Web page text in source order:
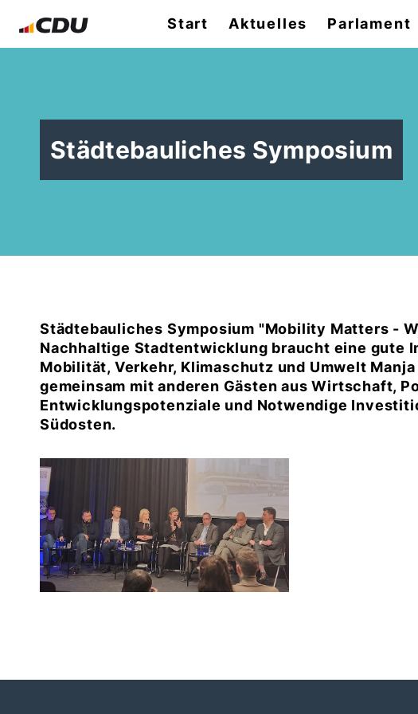
Start Aktuelles Parlament
Städtebauliches Symposium
Städtebauliches Symposium "Mobility Matters -
Nachhaltige Stadtentwicklung braucht eine gute
Mobilität, Verkehr, Klimaschutz und Umwelt
gemeinsam mit anderen Gästen aus Wirtschaft,
Entwicklungspotenziale und Notwendige
Südosten.